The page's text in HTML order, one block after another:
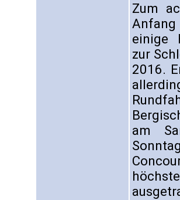
Zum
einige
zur
2016.
am